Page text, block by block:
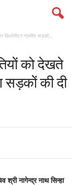
किलोमीटर ग्रामीण सड़कों...
को देखते
सड़कों की दी
नागेन्द्र नाथ सिन्हा